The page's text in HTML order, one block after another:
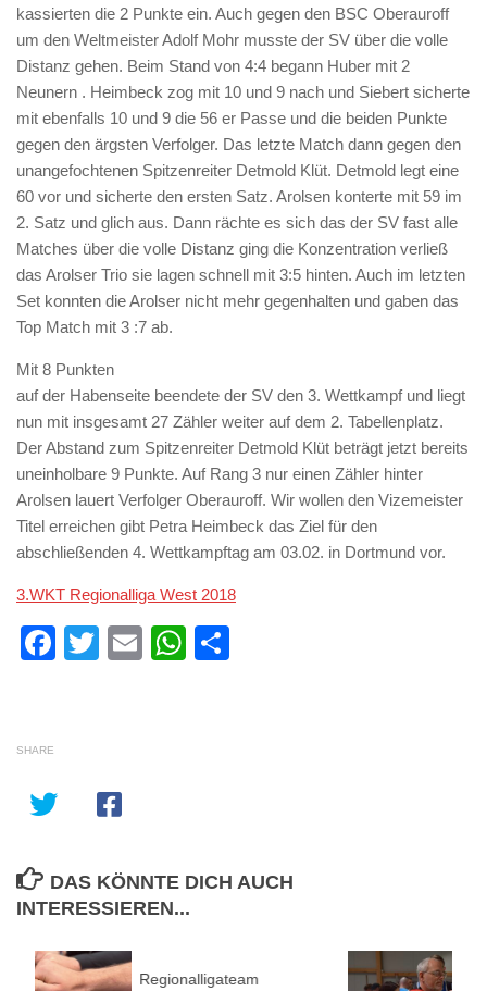
kassierten die 2 Punkte ein. Auch gegen den BSC Oberauroff
um den Weltmeister Adolf Mohr musste der SV über die volle
Distanz gehen. Beim Stand von 4:4 begann Huber mit 2
Neunern . Heimbeck zog mit 10 und 9 nach und Siebert sicherte
mit ebenfalls 10 und 9 die 56 er Passe und die beiden Punkte
gegen den ärgsten Verfolger. Das letzte Match dann gegen den
unangefochtenen Spitzenreiter Detmold Klüt. Detmold legt eine
60 vor und sicherte den ersten Satz. Arolsen konterte mit 59 im
2. Satz und glich aus. Dann rächte es sich das der SV fast alle
Matches über die volle Distanz ging die Konzentration verließ
das Arolser Trio sie lagen schnell mit 3:5 hinten. Auch im letzten
Set konnten die Arolser nicht mehr gegenhalten und gaben das
Top Match mit 3 :7 ab.
Mit 8 Punkten
auf der Habenseite beendete der SV den 3. Wettkampf und liegt
nun mit insgesamt 27 Zähler weiter auf dem 2. Tabellenplatz.
Der Abstand zum Spitzenreiter Detmold Klüt beträgt jetzt bereits
uneinholbare 9 Punkte. Auf Rang 3 nur einen Zähler hinter
Arolsen lauert Verfolger Oberauroff. Wir wollen den Vizemeister
Titel erreichen gibt Petra Heimbeck das Ziel für den
abschließenden 4. Wettkampftag am 03.02. in Dortmund vor.
3.WKT Regionalliga West 2018
Facebook
Twitter
EmailWhatsApp
SHARE
DAS KÖNNTE DICH AUCH
INTERESSIEREN...
Regionalligateam